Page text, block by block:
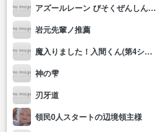
アズールレーン びそくぜんしんっ！にっ!!
岩元先輩ノ推薦
魔入りました！入間くん(第4シリーズ)
神の雫
刃牙道
領民0人スタートの辺境領主様